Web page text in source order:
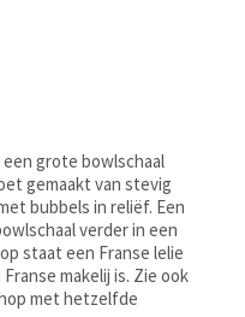
grote bowlschaal
gemaakt van stevig
bubbels in reliëf. Een
verder in een
staat een Franse lelie
makelij is. Zie ook
met hetzelfde